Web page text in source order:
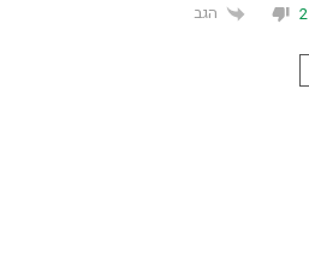
2 הגב